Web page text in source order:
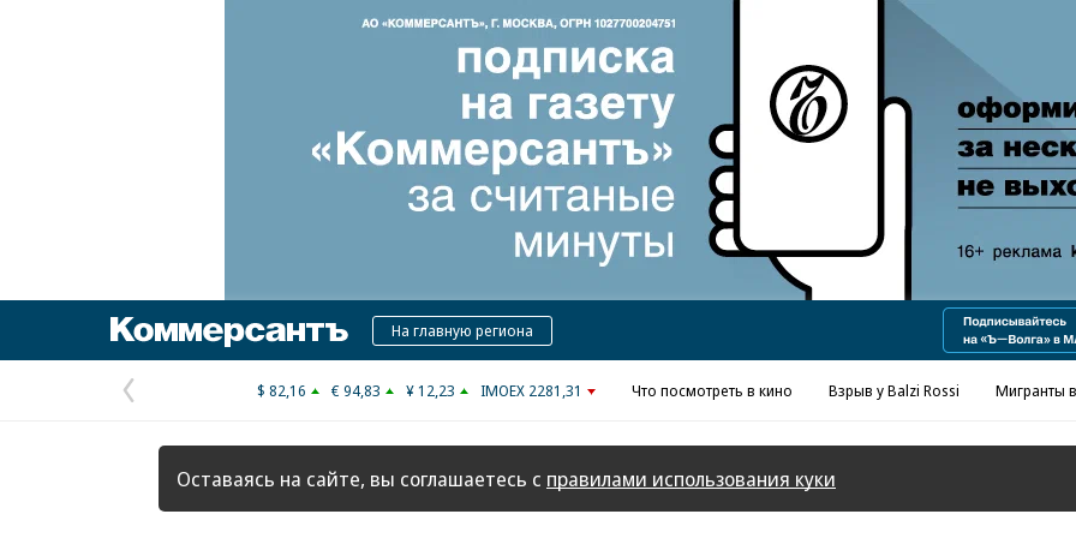
КоммерсантъНа главную региона
Предыдущая
страница
$ 82,16 € 94,83 ¥ 12,23 IMOEX 2281,31 Что посмотреть в кино Взрыв у Balzi Rossi Мигранты
Оставаясь на сайте, вы соглашаетесь с правилами использования куки